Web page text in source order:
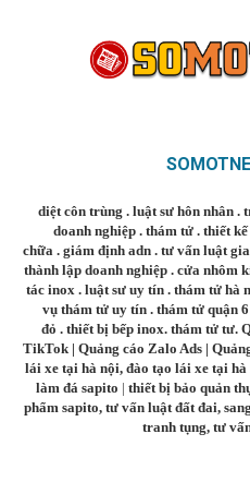
diệt côn trùng . luật sư hôn nhân .
doanh nghiệp . thám tử . thiết kế
chữa. giám định adn. tư vấn luật
thành lập doanh nghiệp . cửa nhôm
tác inox. luật sư uy tín. thám tử hà
vụ thám tử uy tín . thám tử quận 6
đỏ . thiết bị bếp inox. thám tử tư.
TikTok | Quảng cáo Zalo Ads |
lái xe tại hà nội, đào tạo lái xe tại hà
làm đá sapito | thiết bị bảo quản
phẩm sapito, tư vấn luật đất đai,
tranh tụng, tư